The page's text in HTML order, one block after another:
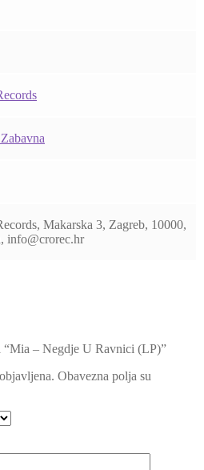
Makarska 3, Zagreb, 10000,
info@crorec.hr
– Negdje U Ravnici (LP)”
Obavezna polja su